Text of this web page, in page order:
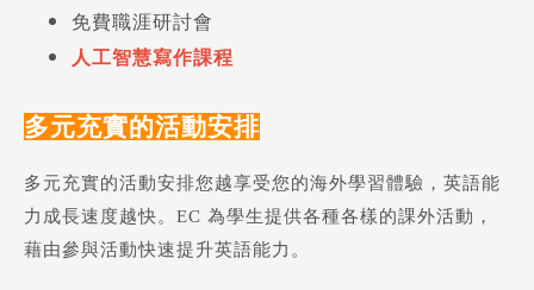
免費職涯研討會
人工智慧寫作課程
多元充實的活動安排
多元充實的活動安排您越享受您的海外學習體驗，英語能
力成長速度越快。EC 為學生提供各種各樣的課外活動，
藉由參與活動快速提升英語能力。